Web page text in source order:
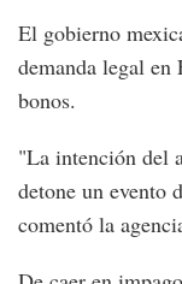
El gobierno
demanda legal en
bonos.
"La intención del
detone un evento
comentó la